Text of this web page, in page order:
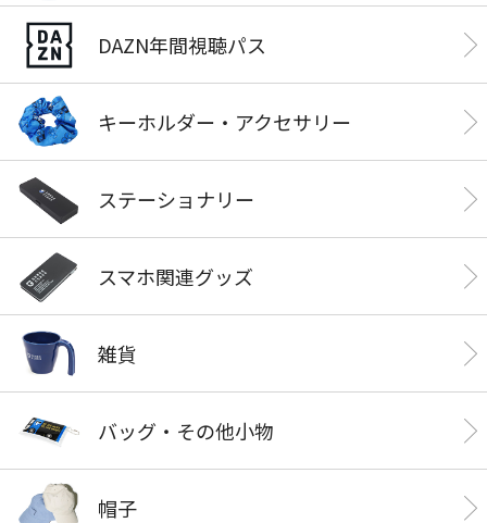
DAZN年間視聴パス
キーホルダー・アクセサリー
ステーショナリー
スマホ関連グッズ
雑貨
バッグ・その他小物
帽子